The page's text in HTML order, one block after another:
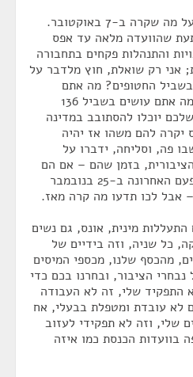
עכשיו, זו לא הוועדה לדבר על מה שקרה ב-7 באוקטובר.
שהוועדה מלאה עד אפס
והתנהלות פקחים בתחבורה
אני רק שואלת, חוץ מלדבר על
החטופים? מה אתם
עושים בשביל הגיסים שלי? מה אתם עושים בשביל 136
יוכלו להסתובב במדינה
יקרה להם משהו אז יהיה
פה, וסליחה, ידברו על
בזמן שהם – אם הם
בכלל חיים, כי אני שמעתי בפעם האחרונה ב-25 בנובמבר
אבל לכו תדעו מה קרה מאז.
מינית, אונס, גם נשים
כל שניה, וזה בידיים של
מהכסף שלנו, מכספי המיסים
הציבור, ובחרנו בכם כדי
שלי, זה לא העבודה
לא עובדת ומטפלת בבעלי, אח
שלי, וזה לא תפקידי לעזוב
בוועדות הכנסת כמו איזה